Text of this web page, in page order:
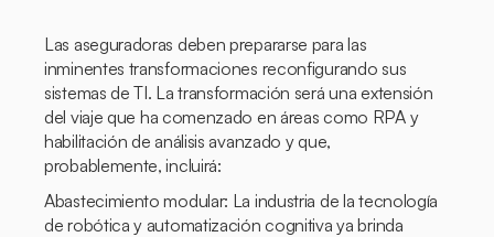
Las aseguradoras deben prepararse para las
inminentes transformaciones reconfigurando sus
sistemas de TI. La transformación será una extensión
del viaje que ha comenzado en áreas como RPA y
habilitación de análisis avanzado y que,
probablemente, incluirá:
Abastecimiento modular: La industria de la tecnología
de robótica y automatización cognitiva ya brinda